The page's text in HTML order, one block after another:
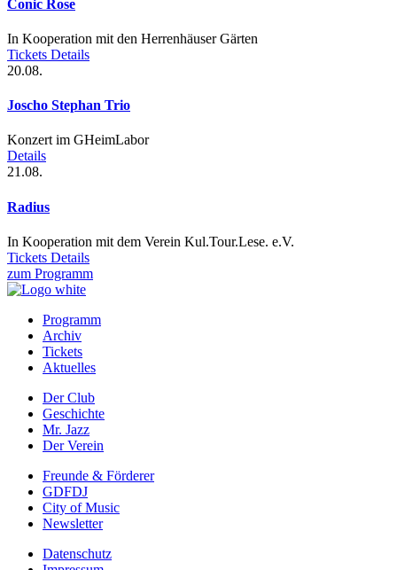
Conic Rose
In Kooperation mit den Herrenhäuser Gärten
Tickets Details
20.08.
Joscho Stephan Trio
Konzert im GHeimLabor
Details
21.08.
Radius
In Kooperation mit dem Verein Kul.Tour.Lese. e.V.
Tickets Details
zum Programm
Prefooter
Programm
Archiv
Tickets
Aktuelles
Prefooter
Der Club
Geschichte
Mr. Jazz
Der Verein
Prefooter
Freunde & Förderer
GDFDJ
City of Music
Newsletter
Datenschutz